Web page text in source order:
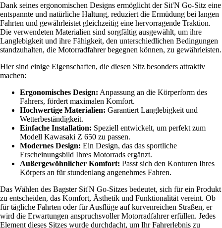
Dank seines ergonomischen Designs ermöglicht der Sit'N Go-Sitz eine
entspannte und natürliche Haltung, reduziert die Ermüdung bei langen
Fahrten und gewährleistet gleichzeitig eine hervorragende Traktion.
Die verwendeten Materialien sind sorgfältig ausgewählt, um ihre
Langlebigkeit und ihre Fähigkeit, den unterschiedlichen Bedingungen
standzuhalten, die Motorradfahrer begegnen können, zu gewährleisten.
Hier sind einige Eigenschaften, die diesen Sitz besonders attraktiv
machen:
Ergonomisches Design: Anpassung an die Körperform des
Fahrers, fördert maximalen Komfort.
Hochwertige Materialien: Garantiert Langlebigkeit und
Wetterbeständigkeit.
Einfache Installation: Speziell entwickelt, um perfekt zum
Modell Kawasaki Z 650 zu passen.
Modernes Design: Ein Design, das das sportliche
Erscheinungsbild Ihres Motorrads ergänzt.
Außergewöhnlicher Komfort: Passt sich den Konturen Ihres
Körpers an für stundenlang angenehmes Fahren.
Das Wählen des Bagster Sit'N Go-Sitzes bedeutet, sich für ein Produkt
zu entscheiden, das Komfort, Ästhetik und Funktionalität vereint. Ob
für tägliche Fahrten oder für Ausflüge auf kurvenreichen Straßen, er
wird die Erwartungen anspruchsvoller Motorradfahrer erfüllen. Jedes
Element dieses Sitzes wurde durchdacht, um Ihr Fahrerlebnis zu